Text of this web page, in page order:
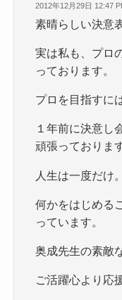
2012年12月29日 12:47
素晴らしい決意
実は私も、プロ
っております。
プロを目指すに
１年前に決意し
頑張っておりま
人生は一度だけ。
何かをはじめる
っています。
奥成先生の素敵
ご活躍心より応